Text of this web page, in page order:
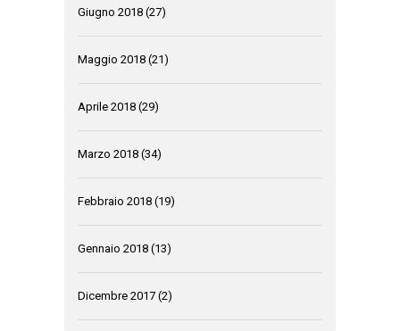
Giugno 2018 (27)
Maggio 2018 (21)
Aprile 2018 (29)
Marzo 2018 (34)
Febbraio 2018 (19)
Gennaio 2018 (13)
Dicembre 2017 (2)